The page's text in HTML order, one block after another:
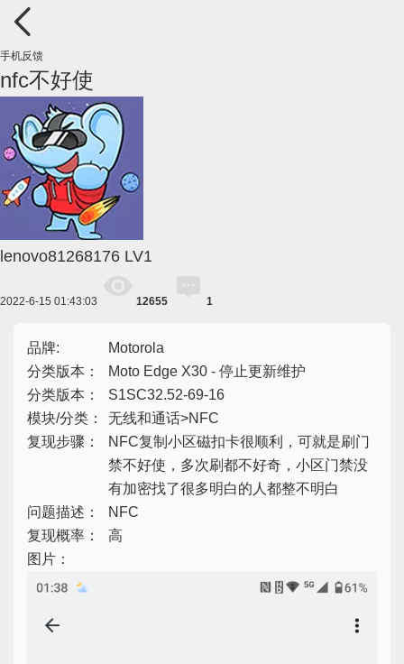
手机反馈
nfc不好使
lenovo81268176 LV1
2022-6-15 01:43:03 12655 1
品牌:
Motorola
分类版本：
Moto Edge X30 - 停止更新维护
分类版本：
S1SC32.52-69-16
模块/分类：
无线和通话>NFC
复现步骤：
NFC复制小区磁扣卡很顺利，可就是刷门
禁不好使，多次刷都不好奇，小区门禁没
有加密找了很多明白的人都整不明白
问题描述：
NFC
复现概率：
高
图片：